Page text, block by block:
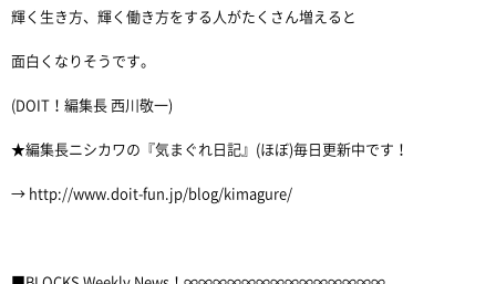
輝く生き方、輝く働き方をする人がたくさん増えると
面白くなりそうです。
(DOIT！編集長 西川敬一)
★編集長ニシカワの『気まぐれ日記』(ほぼ)毎日更新中です！
→ http://www.doit-fun.jp/blog/kimagure/